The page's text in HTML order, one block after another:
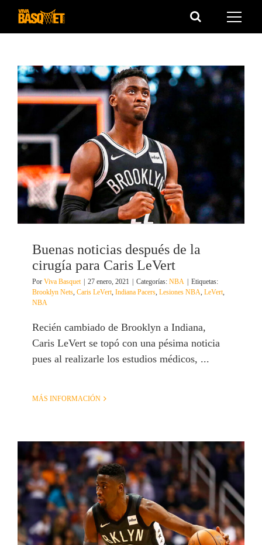
Saltar
Buenas noticias después de la
cirugía para Caris LeVert
Por Viva Basquet | 27 enero, 2021 | Categorías: NBA | Etiquetas:
Brooklyn Nets Caris LeVert Indiana Pacers Lesiones NBA LeVert
NBA
Recién cambiado de Brooklyn a Indiana,
Caris LeVert se topó con una pésima noticia
pues al realizarle los estudios médicos, ...
MÁS INFORMACIÓN